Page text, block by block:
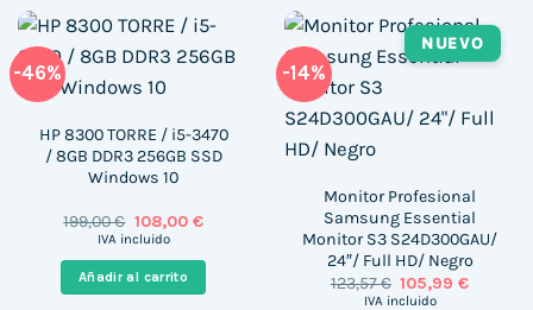
-46%
HP 8300 TORRE / i5-3470
/ 8GB DDR3 256GB SSD
Windows 10
199,00€ El
precio
era:
199,00 €.
108,00 €El
es:
108,00 €.
IVA incluido
Añadir al carrito
-14%
NUEVO
Monitor Profesional
Samsung Essential
Monitor S3 S24D300GAU/
24″/ Full HD/ Negro
123,57€ El
precio
105,99€El
IVA incluido